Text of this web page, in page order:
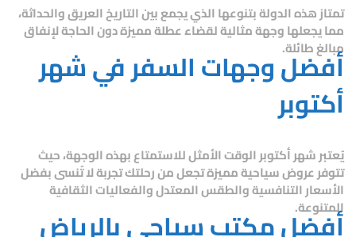
تمتاز هذه الدولة بتنوعها الذي يجمع بين التاريخ العريق والحداثة،
مما يجعلها وجهة مثالية لقضاء عطلة مميزة دون الحاجة لإنفاق
مبالغ طائلة.
أفضل وجهات السفر في شهر
أكتوبر
يُعتبر شهر أكتوبر الوقت الأمثل للاستمتاع بهذه الوجهة، حيث
تتوفر عروض سياحية مميزة تجعل من رحلتك تجربة لا تُنسى بفضل
الأسعار التنافسية والطقس المعتدل والفعاليات الثقافية
المتنوعة.
أفضل مكتب سياحي بالرياض